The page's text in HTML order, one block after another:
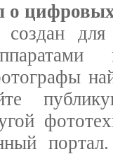
о